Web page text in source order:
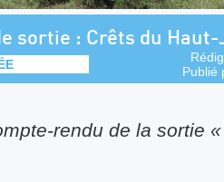
sortie : Crêts du
Publié
rendu de la sortie